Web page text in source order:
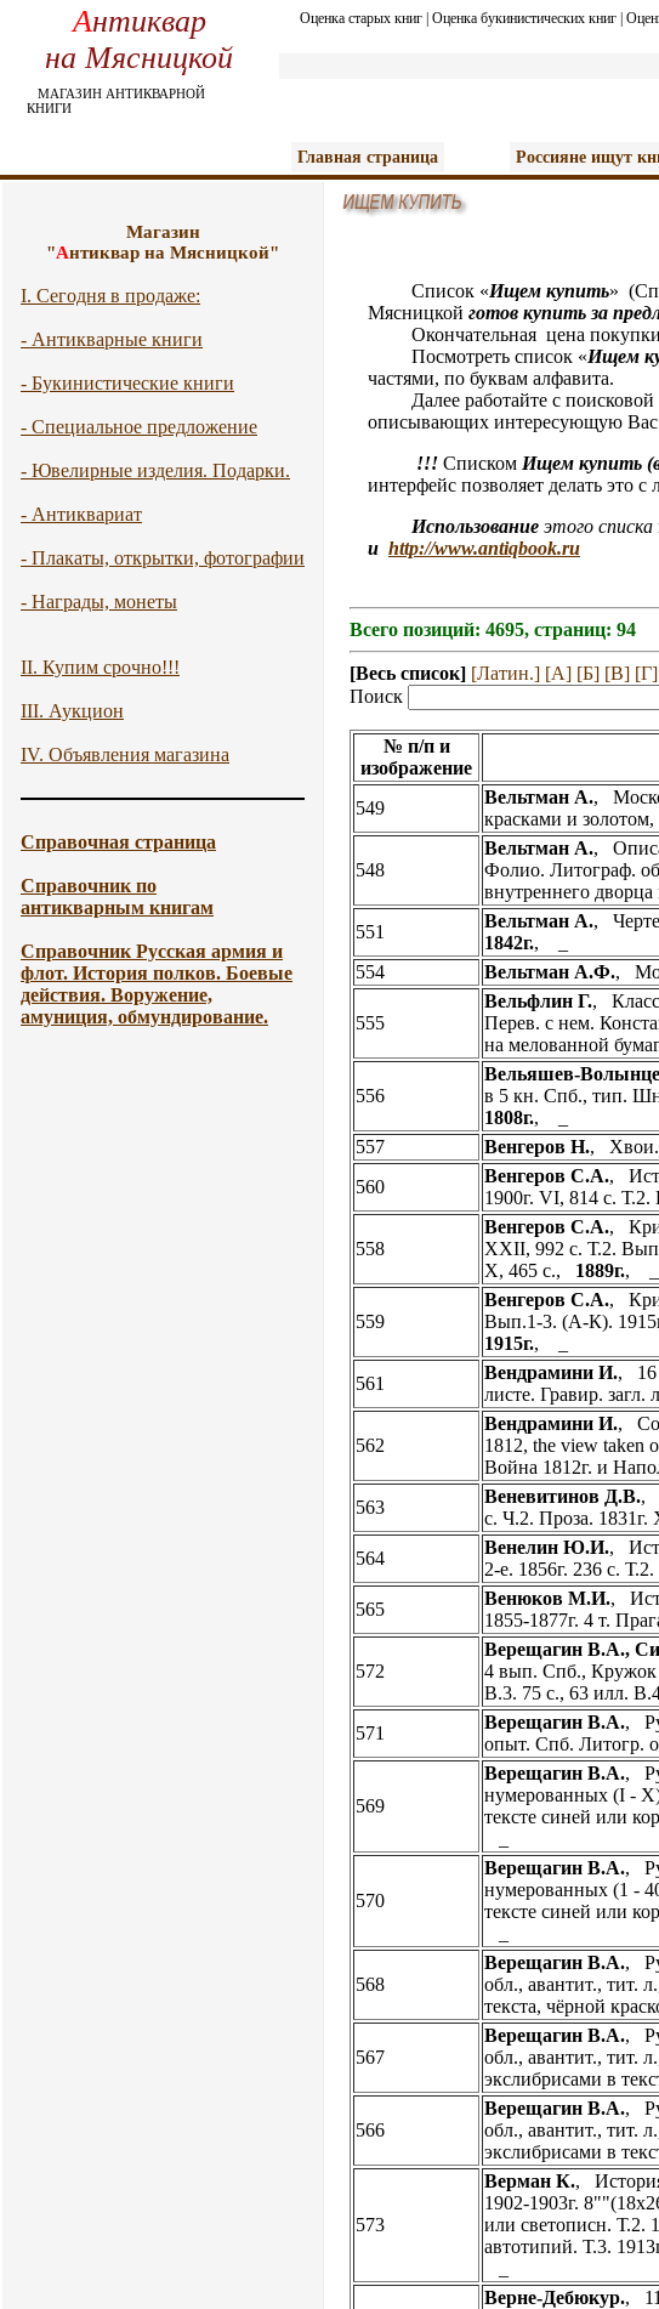
Антиквар
на Мясницкой
МАГАЗИН АНТИКВАРНОЙ
КНИГИ
Оценка старых книг Оценка букинистических книг
Главная страница Россияне ищут
Магазин
"Антиквар на Мясницкой"
I. Сегодня в продаже:
- Антикварные книги
- Букинистические книги
- Специальное предложение
- Ювелирные изделия. Подарки.
- Антиквариат
- Плакаты, открытки, фотографии
- Награды, монеты
II. Купим срочно!!!
III. Аукцион
IV. Объявления магазина
Справочная страница
Справочник по
антикварным книгам
Справочник Русская армия и
флот. История полков. Боевые
действия. Воружение,
амуниция, обмундирование.
Список «Ищем купить»
Мясницкой готов купить за
Окончательная цена покупки
Посмотреть список «Ищем
частями, по буквам алфавита.
Далее работайте с поисковой
описывающих интересующую Вас
!!! Списком Ищем купить
интерфейс позволяет делать это с
Использование этого списка
и http://www.antiqbook.ru
Всего позиций: 4695, страниц: 94
[Весь список] [Латин.] [А] [Б] [В] [Г]
Поиск
№ п/п и
изображение
549
Вельтман А.,
красками и
548
Вельтман А.,
Фолио. Литограф.
внутреннего
551
Вельтман А.,
1842г., _
554
Вельтман А.Ф.,
555
Вельфлин Г.,
Перев. с нем.
на мелованной
556
Вельяшев-
в 5 кн. Спб., тип.
1808г., _
557 Венгеров Н., Хвои.
560
Венгеров С.А.,
1900г. VI, 814 с.
558
Венгеров С.А.,
XXII, 992 с. Т.2. Вып.
X, 465 с., 1889г., _
559
Венгеров С.А.,
Вып.1-3. (А-К).
1915г., _
561
Вендрамини И., 16
листе. Гравир.
562
Вендрамини И.,
1812, the view taken
Война 1812г. и
563
Веневитинов Д.В.,
с. Ч.2. Проза.
564
Венелин Ю.И.,
2-е. 1856г. 236 с.
565
Венюков М.И.,
1855-1877г. 4 т.
572
Верещагин В.А.,
4 вып. Спб., Кружок
В.3. 75 с., 63 илл.
571
Верещагин В.А.,
опыт. Спб. Литогр.
569
Верещагин В.А.,
нумерованных (I - X)
тексте синей или
570
Верещагин В.А.,
нумерованных (1 -
тексте синей или
568
Верещагин В.А.,
обл., авантит., тит.
текста, чёрной
567
Верещагин В.А.,
обл., авантит., тит.
экслибрисами в
566
Верещагин В.А.,
обл., авантит., тит.
экслибрисами в
573
Верман К.,
1902-1903г.
или светописн. Т.2.
автотипий. Т.3.
Верне-Дебюкур.,